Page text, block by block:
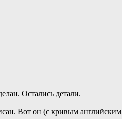
Остались детали.
Вот он (с кривым